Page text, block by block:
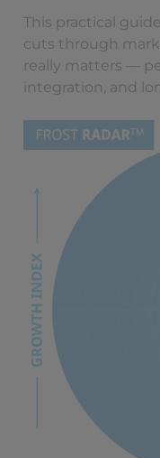
This practical
cuts through
really matters —
integration, and